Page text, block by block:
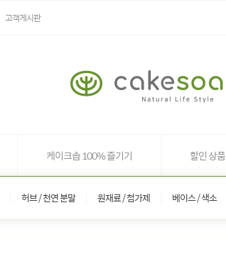
고객게시판
케이크솝 100% 즐기기 할인 상품
허브 / 천연 분말 원재료 / 첨가제 베이스 / 색소